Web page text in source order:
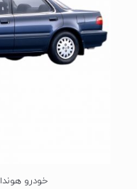
خودرو هوندا Integra دنده ای سال 1991